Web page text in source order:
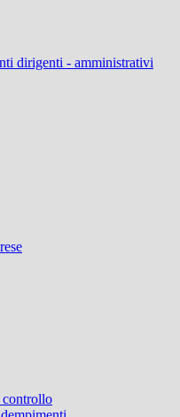
dirigenti - amministrativi